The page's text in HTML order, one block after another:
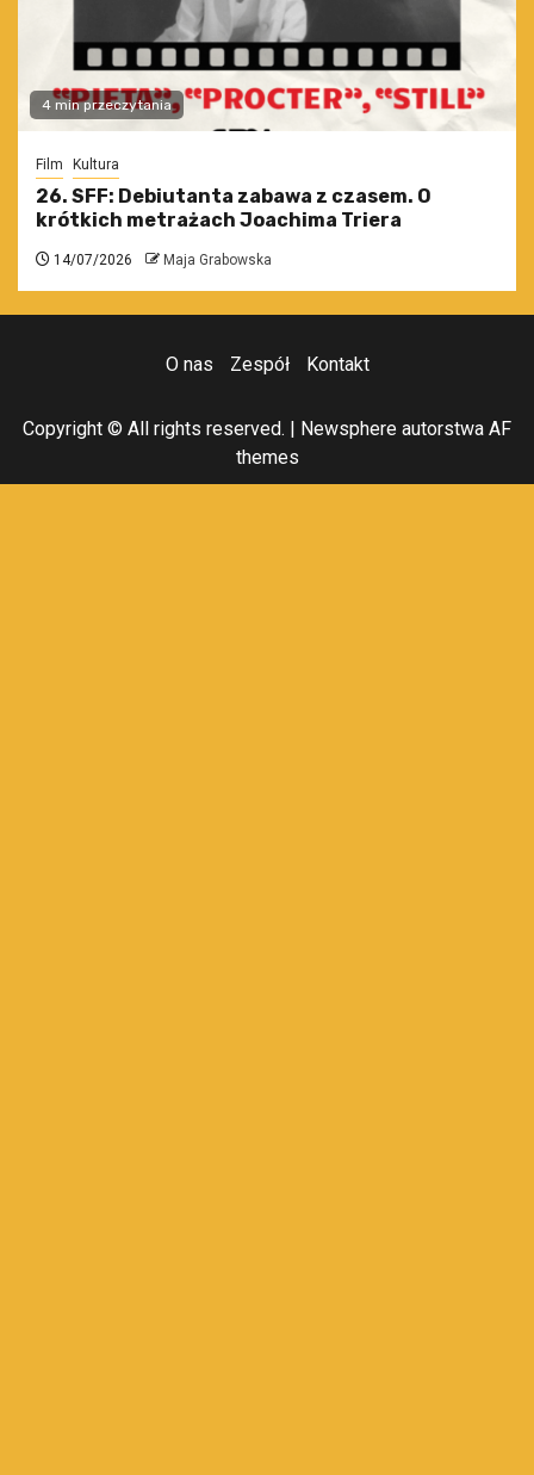
4 min przeczytania
Film Kultura
26. SFF: Debiutanta zabawa z czasem. O
krótkich metrażach Joachima Triera
14/07/2026 Maja Grabowska
O nas Zespół Kontakt
Copyright © All rights reserved. | Newsphere autorstwa AF
themes